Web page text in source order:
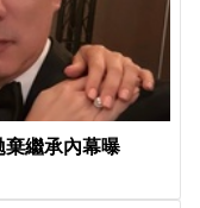
棄繼承內幕曝